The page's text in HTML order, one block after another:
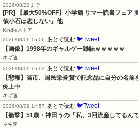
2026/08/20まで
[PR]
【最大50%OFF】小学館 サマー読書フェア
偵小石は恋しない』他
Kindleストア
2026/08/09 15:06
あとで読む 🐦Tweet
【画像】1998年のギャルゲー雑誌ｗｗｗｗｗ
ネギ速
2026/08/09 15:03
あとで読む 🐦Tweet
【悲報】高市、国民栄誉賞で記念品に自分の名
炎上中
ネギ速
2026/08/09 14:57
あとで読む 🐦Tweet
【衝撃】51歳・神田うの「私、3回流産してるん
ネギ速